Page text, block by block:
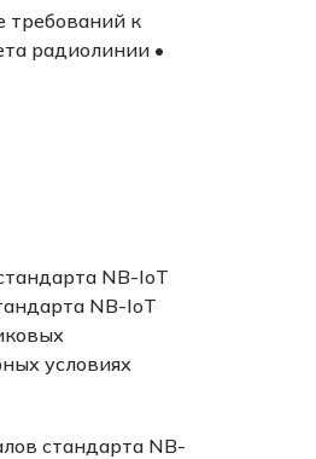
требований к
радиолинии •
NB-IoT
NB-IoT
условиях
стандарта NB-